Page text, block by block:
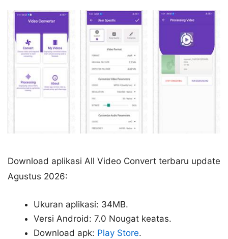
Download aplikasi All Video Convert terbaru update
Agustus 2026:
Ukuran aplikasi: 34MB.
Versi Android: 7.0 Nougat keatas.
Download apk: Play Store.